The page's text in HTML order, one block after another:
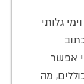
גלותי
אפשר
מה